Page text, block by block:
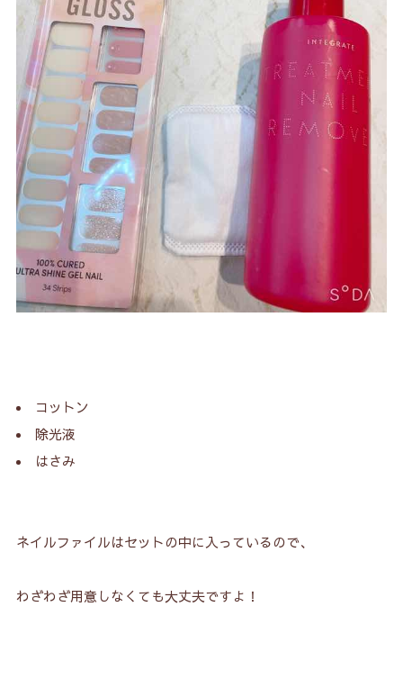
コットン
除光液
はさみ
ネイルファイルはセットの中に入っているので、
わざわざ用意しなくても大丈夫ですよ！